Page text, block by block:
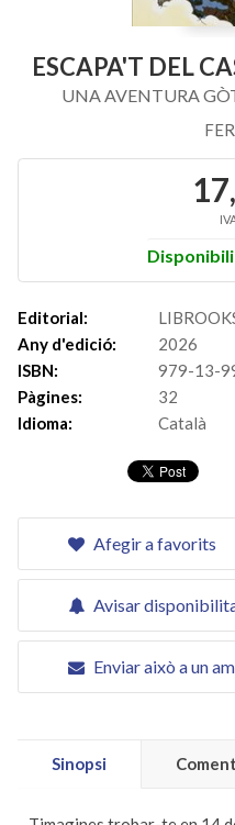
ESCAPA'T DEL
UNA AVENTURA
Editorial:
Any d'edició:
2026
ISBN:
979-13-
Pàgines:
32
Idioma:
Català
Afegir a favorits
Avisar
Enviar això a un
Sinopsi